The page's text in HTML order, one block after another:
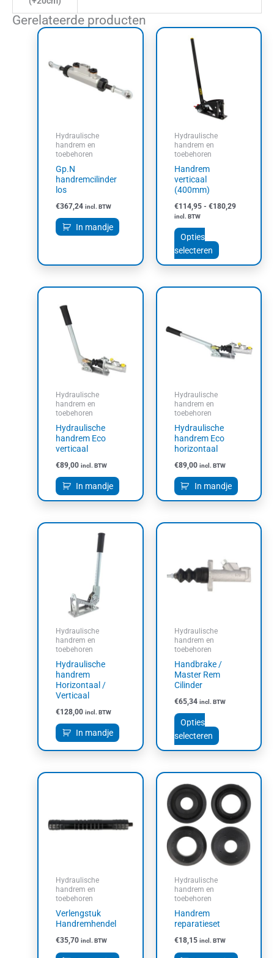
Gerelateerde producten
Hydraulische
handrem en
toebehoren
Gp.N
handremcilinder
los
€367,24 incl. BTW
In mandje
Hydraulische
handrem en
toebehoren
Handrem
verticaal
(400mm)
€114,95 - €180,29
Prijsklasse:
incl. BTW
Opties
selecteren
Deze
optie
Hydraulische
handrem en
toebehoren
Hydraulische
handrem Eco
verticaal
€89,00 incl. BTW
In mandje
Hydraulische
handrem en
toebehoren
Hydraulische
handrem Eco
horizontaal
€89,00 incl. BTW
In mandje
Hydraulische
handrem en
toebehoren
Hydraulische
handrem
Horizontaal /
Verticaal
€128,00 incl. BTW
In mandje
Hydraulische
handrem en
toebehoren
Handbrake /
Master Rem
Cilinder
€65,34 incl. BTW
Opties
selecteren
meerdere
variaties.
op
de
Hydraulische
handrem en
toebehoren
Verlengstuk
Handremhendel
€35,70 incl. BTW
Hydraulische
handrem en
toebehoren
Handrem
reparatieset
€18,15 incl. BTW